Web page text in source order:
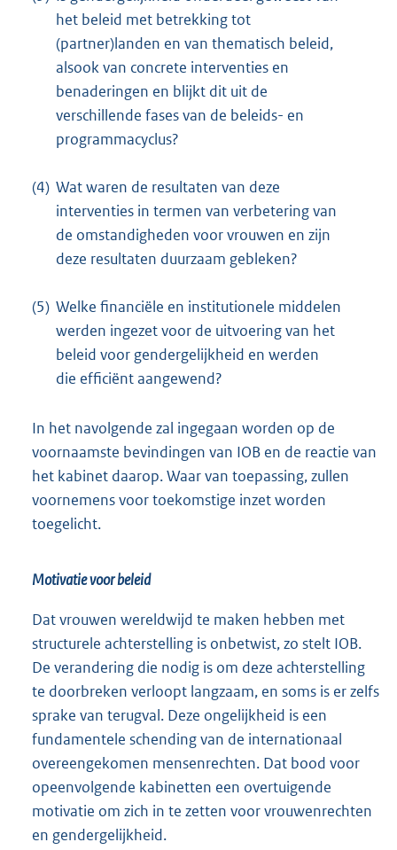
het beleid met betrekking tot
(partner)landen en van thematisch beleid,
alsook van concrete interventies en
benaderingen en blijkt dit uit de
verschillende fases van de beleids- en
programmacyclus?
(4) Wat waren de resultaten van deze
interventies in termen van verbetering van
de omstandigheden voor vrouwen en zijn
deze resultaten duurzaam gebleken?
(5) Welke financiële en institutionele middelen
werden ingezet voor de uitvoering van het
beleid voor gendergelijkheid en werden
die efficiënt aangewend?
In het navolgende zal ingegaan worden op de
voornaamste bevindingen van IOB en de reactie van
het kabinet daarop. Waar van toepassing, zullen
voornemens voor toekomstige inzet worden
toegelicht.
Motivatie voor beleid
Dat vrouwen wereldwijd te maken hebben met
structurele achterstelling is onbetwist, zo stelt IOB.
De verandering die nodig is om deze achterstelling
te doorbreken verloopt langzaam, en soms is er zelfs
sprake van terugval. Deze ongelijkheid is een
fundamentele schending van de internationaal
overeengekomen mensenrechten. Dat bood voor
opeenvolgende kabinetten een overtuigende
motivatie om zich in te zetten voor vrouwenrechten
en gendergelijkheid.